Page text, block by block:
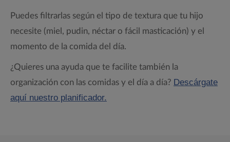
Puedes filtrarlas según el tipo de textura que tu hijo
necesite (miel, pudin, néctar o fácil masticación) y el
momento de la comida del día.
¿Quieres una ayuda que te facilite también la
organización con las comidas y el día a día? Descárgate
aquí nuestro planificador.